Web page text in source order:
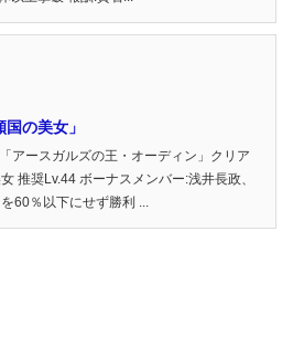
の美女」
アースガルズの王・オーディン」クリア
推奨Lv.44 ボーナスメンバー:浅井長政、
60％以下にせず勝利 ...